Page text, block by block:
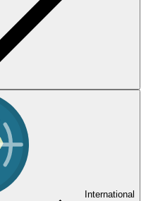
International